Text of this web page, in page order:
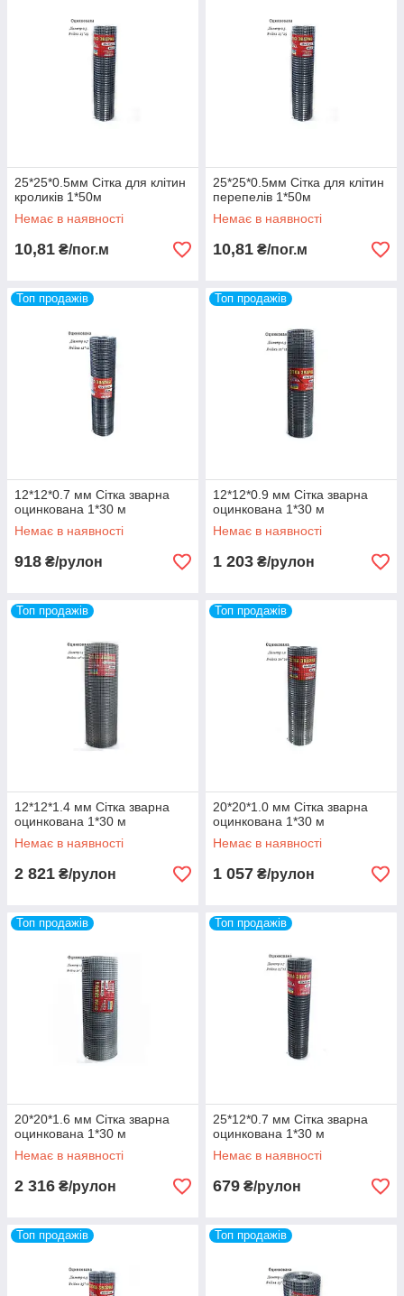
25*25*0.5мм Сітка для клітин
кроликів 1*50м
Немає в наявності
10,81 ₴/пог.м
25*25*0.5мм Сітка для клітин
перепелів 1*50м
Немає в наявності
10,81 ₴/пог.м
Топ продажів
12*12*0.7 мм Сітка зварна
оцинкована 1*30 м
Немає в наявності
918 ₴/рулон
Топ продажів
12*12*0.9 мм Сітка зварна
оцинкована 1*30 м
Немає в наявності
1 203 ₴/рулон
Топ продажів
12*12*1.4 мм Сітка зварна
оцинкована 1*30 м
Немає в наявності
2 821 ₴/рулон
Топ продажів
20*20*1.0 мм Сітка зварна
оцинкована 1*30 м
Немає в наявності
1 057 ₴/рулон
Топ продажів
20*20*1.6 мм Сітка зварна
оцинкована 1*30 м
Немає в наявності
2 316 ₴/рулон
Топ продажів
25*12*0.7 мм Сітка зварна
оцинкована 1*30 м
Немає в наявності
679 ₴/рулон
Топ продажів Топ продажів